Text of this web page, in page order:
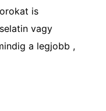
is
vagy
a legjobb ,